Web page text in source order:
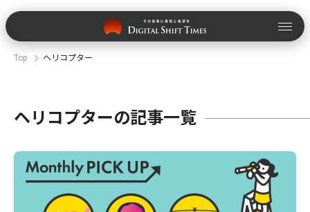
Top ヘリコプター
ヘリコプターの記事一覧